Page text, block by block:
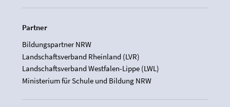
Partner
Bildungspartner NRW
Landschaftsverband Rheinland (LVR)
Landschaftsverband Westfalen-Lippe (LWL)
Ministerium für Schule und Bildung NRW